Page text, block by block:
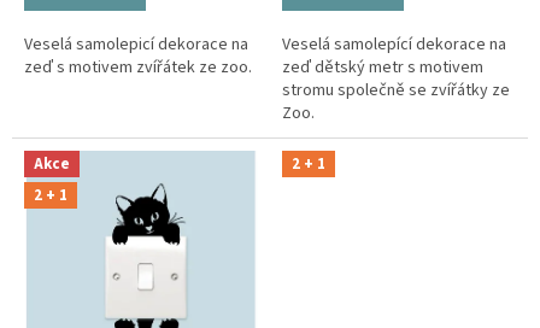
Veselá samolepicí dekorace na
zeď s motivem zvířátek ze zoo.
Veselá samolepící dekorace na
zeď dětský metr s motivem
stromu společně se zvířátky ze
Zoo.
Akce
2 + 1
2 + 1